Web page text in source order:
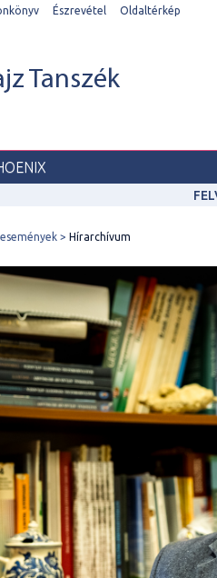
Észrevétel Oldaltérkép
Tanszék
Hírarchívum